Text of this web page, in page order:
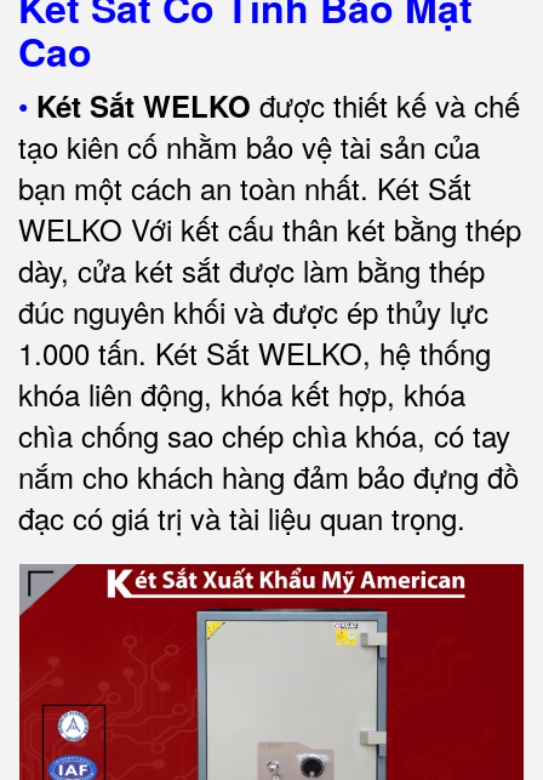
Cao
• Két Sắt WELKO được thiết kế và chế
tạo kiên cố nhằm bảo vệ tài sản của
bạn một cách an toàn nhất. Két Sắt
WELKO Với kết cấu thân két bằng thép
dày, cửa két sắt được làm bằng thép
đúc nguyên khối và được ép thủy lực
1.000 tấn. Két Sắt WELKO, hệ thống
khóa liên động, khóa kết hợp, khóa
chìa chống sao chép chìa khóa, có tay
nắm cho khách hàng đảm bảo đựng đồ
đạc có giá trị và tài liệu quan trọng.